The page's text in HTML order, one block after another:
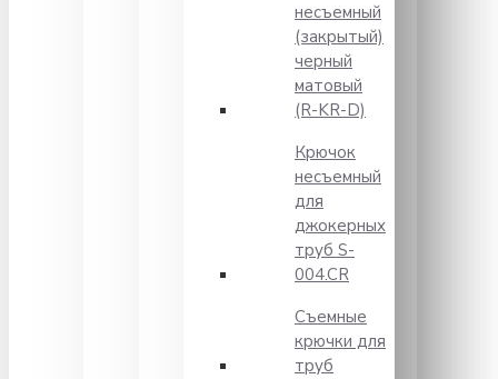
несъемный
(закрытый)
черный
матовый
(R-KR-D)
Крючок
несъемный
для
джокерных
труб S-
004.CR
Съемные
крючки для
труб